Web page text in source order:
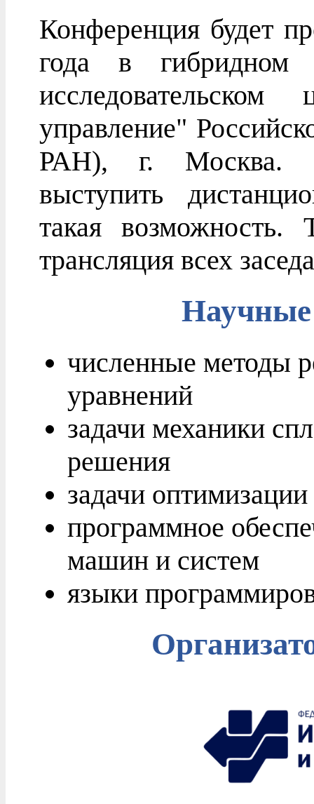
Конференция будет
года в гибридном
управление"
РАН), г. Москва.
выступить
такая возможность.
трансляция всех
Научные
численные методы
уравнений
задачи механики
решения
задачи
программное
машин и систем
языки